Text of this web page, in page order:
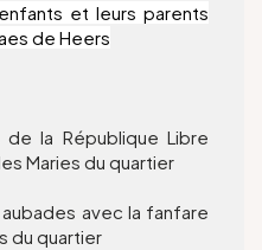
et leurs parents
de Heers
la République Libre
Maries du quartier
avec la fanfare
du quartier